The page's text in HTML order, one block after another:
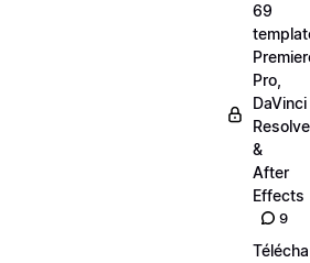
69
Pro,
DaVinci
Resolve
&
After
Effects
9